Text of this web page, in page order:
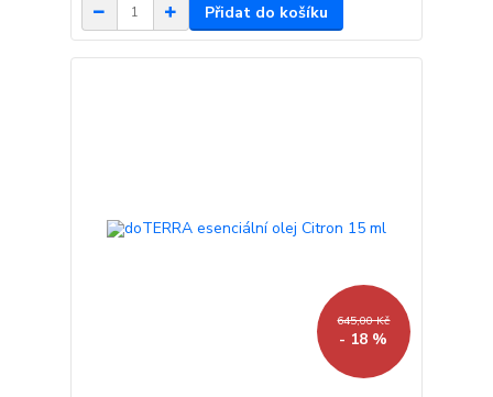
Přidat do košíku
645,00 Kč
- 18 %